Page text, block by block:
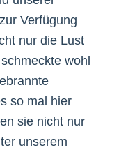
Verfügung
nur die Lust
wohl
so mal hier
sie nicht nur
unserem